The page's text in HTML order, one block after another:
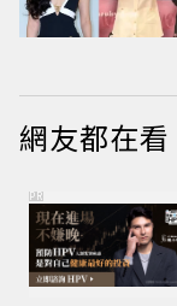
網友都在看
PR